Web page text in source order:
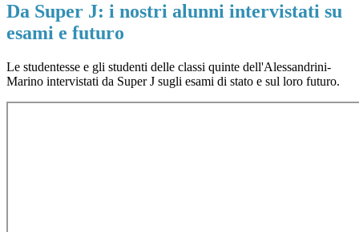
Da Super J: i nostri alunni intervistati su
esami e futuro
Le studentesse e gli studenti delle classi quinte dell'Alessandrini-
Marino intervistati da Super J sugli esami di stato e sul loro futuro.